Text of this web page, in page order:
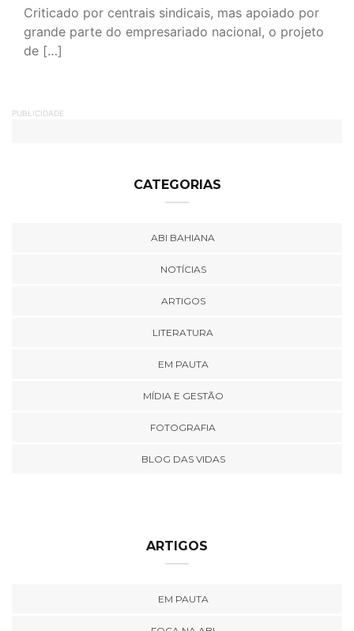
Criticado por centrais sindicais, mas apoiado por
grande parte do empresariado nacional, o projeto
de […]
PUBLICIDADE
CATEGORIAS
ABI BAHIANA
NOTÍCIAS
ARTIGOS
LITERATURA
EM PAUTA
MÍDIA E GESTÃO
FOTOGRAFIA
BLOG DAS VIDAS
ARTIGOS
EM PAUTA